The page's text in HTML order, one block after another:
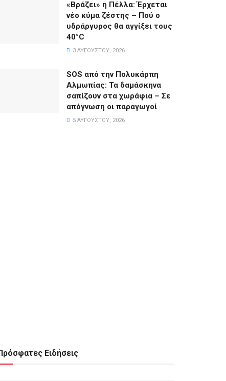
«Βράζει» η Πέλλα: Έρχεται
νέο κύμα ζέστης – Πού ο
υδράργυρος θα αγγίξει τους
40°C
3 ΑΥΓΟΎΣΤΟΥ, 2026
SOS από την Πολυκάρπη
Αλμωπίας: Τα δαμάσκηνα
σαπίζουν στα χωράφια – Σε
απόγνωση οι παραγωγοί
5 ΑΥΓΟΎΣΤΟΥ, 2026
Ειδήσεις